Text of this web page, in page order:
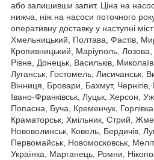
або залишивши запит. Ціна на
нижча, ніж на насоси поточного
оперативну доставку у наступні
Хмельницький, Полтава, Фастів,
Кропивницький, Маріуполь,
Рівне, Донецьк, Васильків,
Луганськ, Гостомель, Лисичанськ,
Вінниця, Бровари, Бахмут, Чернігів,
Івано-Франківськ, Луцьк, Херсон,
Попасна, Буча, Кременчук,
Краматорськ, Хмільник, Стрий,
Нововолинськ, Ковель, Бердичів,
Первомайськ, Новомосковськ,
Українка, Марганець, Ромни,